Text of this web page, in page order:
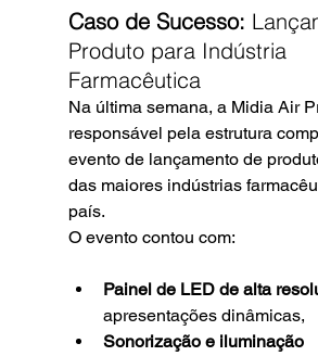
Caso de Sucesso:
Produto para Indústria
Farmacêutica
Na última semana, a Midia Air
responsável pela estrutura
evento de lançamento de
das maiores indústrias
país.
O evento contou com:
Painel de LED de alta
apresentações dinâmicas,
Sonorização e iluminação